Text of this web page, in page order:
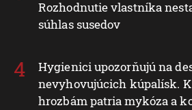
Rozhodnutie vlastníka
súhlas susedov
Hygienici upozorňujú na
nevyhovujúcich kúpalísk.
hrozbám patria mykóza a